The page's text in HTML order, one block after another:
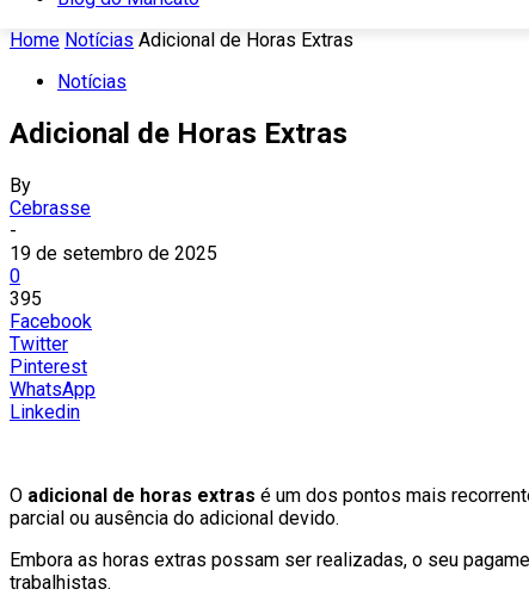
Home Notícias Adicional de Horas Extras
Notícias
Adicional de Horas Extras
By
Cebrasse
-
19 de setembro de 2025
0
395
Facebook
Twitter
Pinterest
WhatsApp
Linkedin
O adicional de horas extras é um dos pontos mais
parcial ou ausência do adicional devido.
Embora as horas extras possam ser realizadas, o seu
trabalhistas.